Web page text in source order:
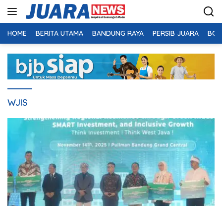
HOME BERITA UTAMA BANDUNG RAYA PERSIB JUARA
WJIS